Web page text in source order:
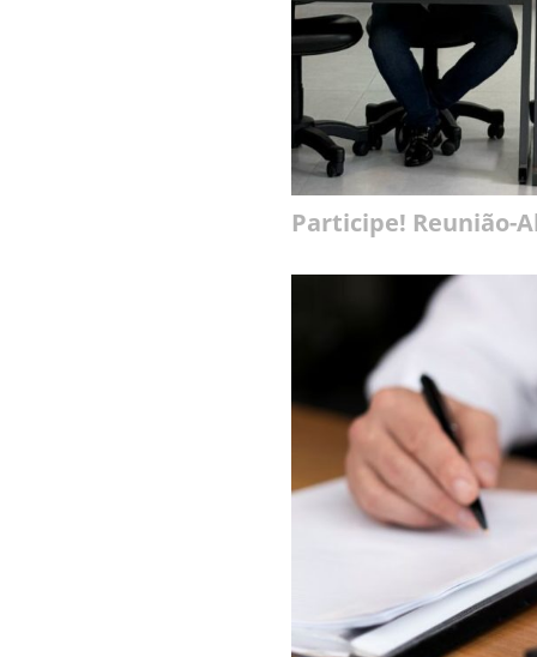
Participe! Reunião-